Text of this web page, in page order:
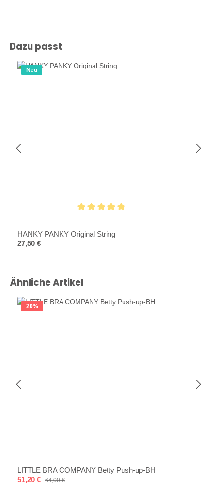
Produktgalerie überspringen
Dazu passt
Neu
HANKY PANKY Original String
Regulärer Preis:
27,50 €
Produktgalerie überspringen
Ähnliche Artikel
20%
LITTLE BRA COMPANY Betty Push-up-BH
Verkaufspreis:
51,20 € Regulärer Preis:
64,00 €